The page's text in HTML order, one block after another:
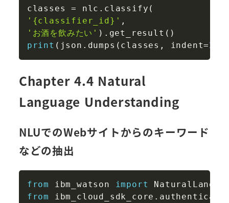
classes = nlc . classify (
'{classifier_id}' ,
'お酒を飲みたい' ) . get_result ( )
print ( json . dumps ( classes , indent=2
Chapter 4.4 Natural
Language Understanding
NLUでのWebサイトからのキーワード
などの抽出
from ibm_watson
import
from
ibm_cloud_sdk_core .
Copy